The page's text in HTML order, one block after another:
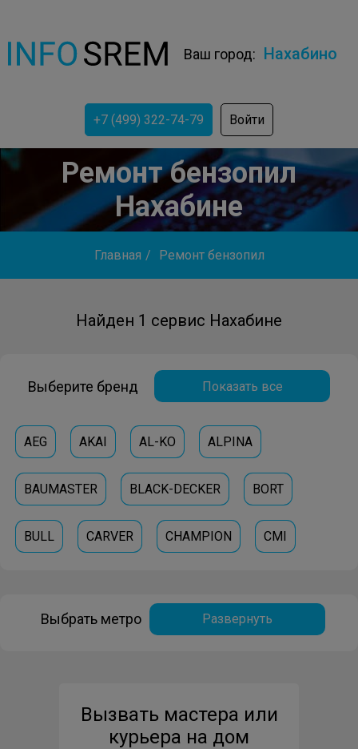
Ваш город: Нахабино
+7 (499) 322-74-79 Войти
Ремонт бензопил
Нахабине
Главная / Ремонт бензопил
Найден 1 сервис Нахабине
Выберите бренд Показать все
AEG AKAI AL-KO ALPINA
BAUMASTER BLACK-DECKER BORT
BULL CARVER CHAMPION CMI
DORKEL DWT EDON EFCO
GREENWORKS HAMMER HIKOKI
Выбрать метро Развернуть
Вызвать мастера или
курьера на дом